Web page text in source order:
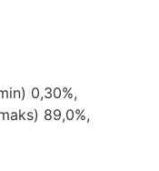
0,30%,
89,0%,